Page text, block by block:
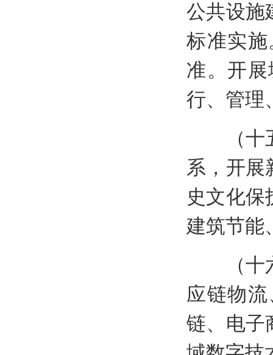
公共设施
标准实
准。开
行、管理
（十五
系，开展
史文化保
建筑节能
（十六
应链物
链、电子